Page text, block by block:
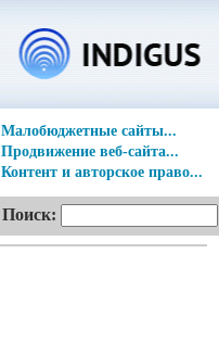
Малобюджетные сайты...
Продвижение веб-сайта...
Контент и авторское право...
Поиск: